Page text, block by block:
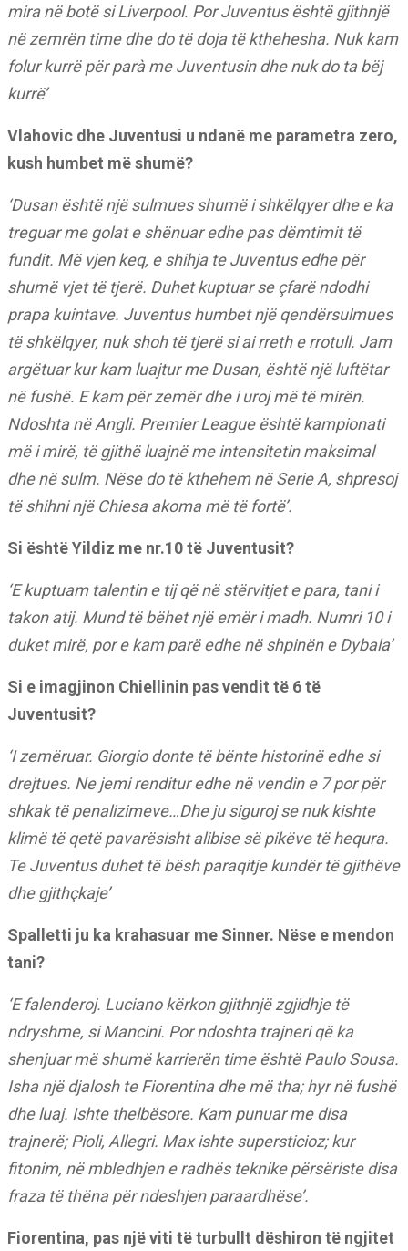
mira në botë si Liverpool. Por Juventus është gjithnjë
në zemrën time dhe do të doja të kthehesha. Nuk kam
folur kurrë për parà me Juventusin dhe nuk do ta bëj
kurrë’
Vlahovic dhe Juventusi u ndanë me parametra zero,
kush humbet më shumë?
‘Dusan është një sulmues shumë i shkëlqyer dhe e ka
treguar me golat e shënuar edhe pas dëmtimit të
fundit. Më vjen keq, e shihja te Juventus edhe për
shumë vjet të tjerë. Duhet kuptuar se çfarë ndodhi
prapa kuintave. Juventus humbet një qendërsulmues
të shkëlqyer, nuk shoh të tjerë si ai rreth e rrotull. Jam
argëtuar kur kam luajtur me Dusan, është një luftëtar
në fushë. E kam për zemër dhe i uroj më të mirën.
Ndoshta në Angli. Premier League është kampionati
më i mirë, të gjithë luajnë me intensitetin maksimal
dhe në sulm. Nëse do të kthehem në Serie A, shpresoj
të shihni një Chiesa akoma më të fortë’.
Si është Yildiz me nr.10 të Juventusit?
‘E kuptuam talentin e tij që në stërvitjet e para, tani i
takon atij. Mund të bëhet një emër i madh. Numri 10 i
duket mirë, por e kam parë edhe në shpinën e Dybala’
Si e imagjinon Chiellinin pas vendit të 6 të
Juventusit?
‘I zemëruar. Giorgio donte të bënte historinë edhe si
drejtues. Ne jemi renditur edhe në vendin e 7 por për
shkak të penalizimeve…Dhe ju siguroj se nuk kishte
klimë të qetë pavarësisht alibise së pikëve të hequra.
Te Juventus duhet të bësh paraqitje kundër të gjithëve
dhe gjithçkaje’
Spalletti ju ka krahasuar me Sinner. Nëse e mendon
tani?
‘E falenderoj. Luciano kërkon gjithnjë zgjidhje të
ndryshme, si Mancini. Por ndoshta trajneri që ka
shenjuar më shumë karrierën time është Paulo Sousa.
Isha një djalosh te Fiorentina dhe më tha; hyr në fushë
dhe luaj. Ishte thelbësore. Kam punuar me disa
trajnerë; Pioli, Allegri. Max ishte supersticioz; kur
fitonim, në mbledhjen e radhës teknike përsëriste disa
fraza të thëna për ndeshjen paraardhëse’.
Fiorentina, pas një viti të turbullt dëshiron të ngjitet